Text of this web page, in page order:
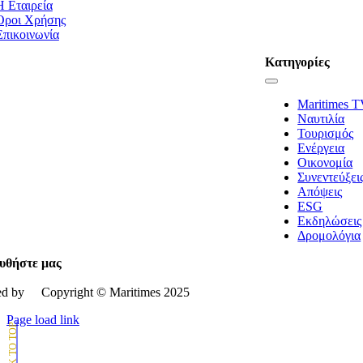
Εταιρεία
Χρήσης
Κατηγορίες
Toggle
NavigationMaritimes
Ναυτιλία
Τουρισμός
Ενέργεια
Οικονομία
Απόψεις
ESG
Εκδηλώσεις
Δρομολόγια
μας
by
Copyright © Μaritimes 2025
Page load link
Go
to